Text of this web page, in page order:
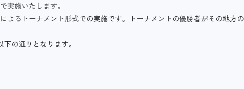
実施いたします。
よるトーナメント形式での実施です。トーナメントの優勝者がその地方の
の通りとなります。